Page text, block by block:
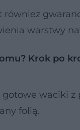
warstwy
Krok po
waciki
folią.